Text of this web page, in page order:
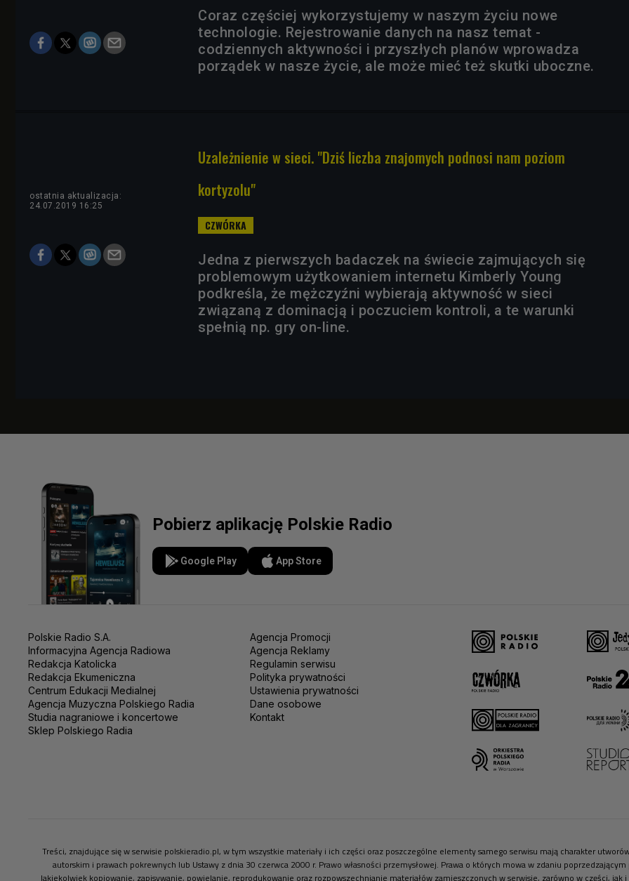
Coraz częściej wykorzystujemy w naszym życiu nowe
technologie. Rejestrowanie danych na nasz temat -
codziennych aktywności i przyszłych planów wprowadza
porządek w nasze życie, ale może mieć też skutki uboczne.
Uzależnienie w sieci. "Dziś liczba znajomych podnosi nam poziom
kortyzolu"
ostatnia aktualizacja:
24.07.2019 16:25
Jedna z pierwszych badaczek na świecie zajmujących się
problemowym użytkowaniem internetu Kimberly Young
podkreśla, że mężczyźni wybierają aktywność w sieci
związaną z dominacją i poczuciem kontroli, a te warunki
spełnią np. gry on-line.
Pobierz aplikację Polskie Radio
Google Play App Store
Polskie Radio S.A.
Informacyjna Agencja Radiowa
Redakcja Katolicka
Redakcja Ekumeniczna
Centrum Edukacji Medialnej
Agencja Muzyczna Polskiego Radia
Studia nagraniowe i koncertowe
Sklep Polskiego Radia
Agencja Promocji
Agencja Reklamy
Regulamin serwisu
Polityka prywatności
Ustawienia prywatności
Dane osobowe
Kontakt
Treści, znajdujące się w serwisie polskieradio.pl, w tym wszystkie materiały i ich części oraz poszczególne elementy samego serwisu mają charakter
autorskim i prawach pokrewnych lub Ustawy z dnia 30 czerwca 2000 r. Prawo własności przemysłowej. Prawa o których mowa w zdaniu
Jakiekolwiek kopiowanie, zapisywanie, powielanie, reprodukowanie oraz rozpowszechnianie materiałów zamieszczonych w serwisie, zarówno w części,